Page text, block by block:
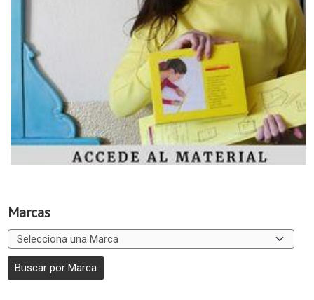
Marcas